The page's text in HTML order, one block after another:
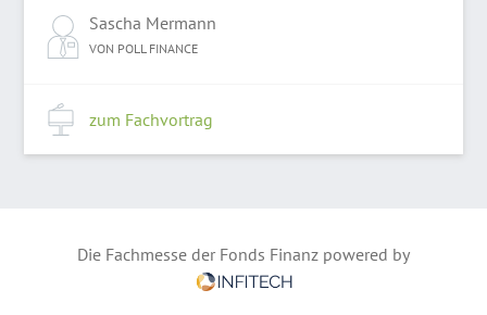
Sascha Mermann
VON POLL FINANCE
zum Fachvortrag
Die Fachmesse der Fonds Finanz powered by